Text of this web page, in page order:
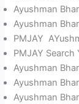
Ayushman
Ayushman
PMJAY
PMJAY Search
Ayushman
Ayushman
Ayushman